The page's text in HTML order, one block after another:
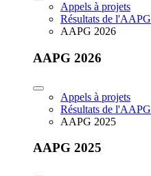
Appels à projets
Résultats de l'AAPG
AAPG 2026
AAPG 2026
Appels à projets
Résultats de l'AAPG
AAPG 2025
AAPG 2025